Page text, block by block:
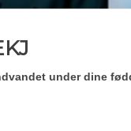
under dine